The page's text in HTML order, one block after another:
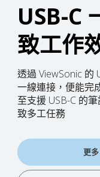
USB-C
致工作
透過 ViewSonic 的
一線連接，便能完
至支援 USB-C 的
致多工任務
更